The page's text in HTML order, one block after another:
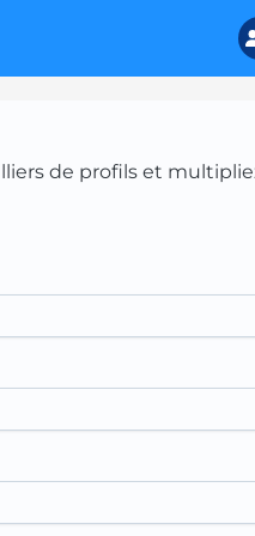
de profils et